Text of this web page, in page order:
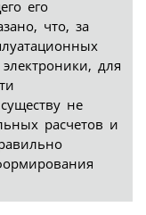
его
что, за
для
не
расчетов и